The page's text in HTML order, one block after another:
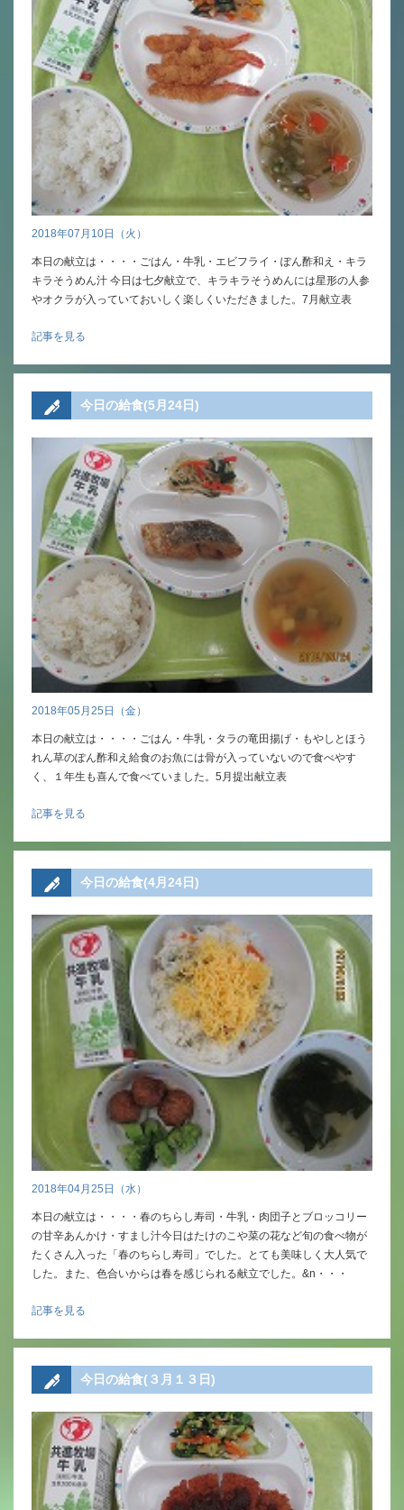
2018年07月10日（火）
本日の献立は・・・・ごはん・牛乳・エビフライ・ぽん酢和え・キラ
キラそうめん汁 今日は七夕献立で、キラキラそうめんには星形の人参
やオクラが入っていておいしく楽しくいただきました。7月献立表
記事を見る
今日の給食(5月24日)
2018年05月25日（金）
本日の献立は・・・・ごはん・牛乳・タラの竜田揚げ・もやしとほう
れん草のぽん酢和え給食のお魚には骨が入っていないので食べやす
く、１年生も喜んで食べていました。5月提出献立表
記事を見る
今日の給食(4月24日)
2018年04月25日（水）
本日の献立は・・・・春のちらし寿司・牛乳・肉団子とブロッコリー
の甘辛あんかけ・すまし汁今日はたけのこや菜の花など旬の食べ物が
たくさん入った「春のちらし寿司」でした。とても美味しく大人気で
した。また、色合いからは春を感じられる献立でした。&n・・・
記事を見る
今日の給食(３月１３日)
警報などの対応